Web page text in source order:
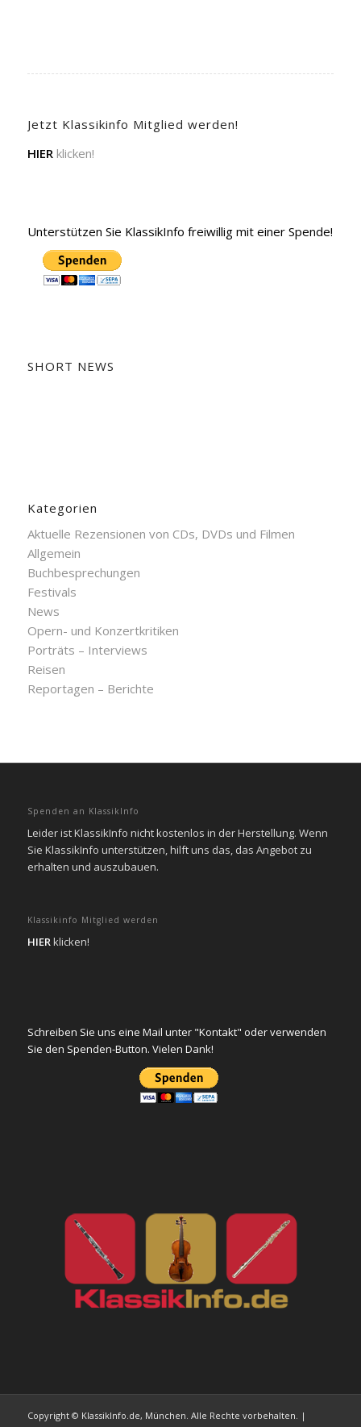
Jetzt Klassikinfo Mitglied werden!
HIERklicken!
Unterstützen Sie KlassikInfo freiwillig mit einer Spende!
SHORT NEWS
Kategorien
Aktuelle Rezensionen von CDs, DVDs und Filmen
Allgemein
Buchbesprechungen
Festivals
News
Opern- und Konzertkritiken
Porträts – Interviews
Reisen
Reportagen – Berichte
Spenden an KlassikInfo
Leider ist KlassikInfo nicht kostenlos in der Herstellung. Wenn
Sie KlassikInfo unterstützen, hilft uns das, das Angebot zu
erhalten und auszubauen.
Klassikinfo Mitglied werden
HIERklicken!
Schreiben Sie uns eine Mail unter "Kontakt" oder verwenden
Sie den Spenden-Button. Vielen Dank!
Copyright © KlassikInfo.de, München. Alle Rechte vorbehalten. |